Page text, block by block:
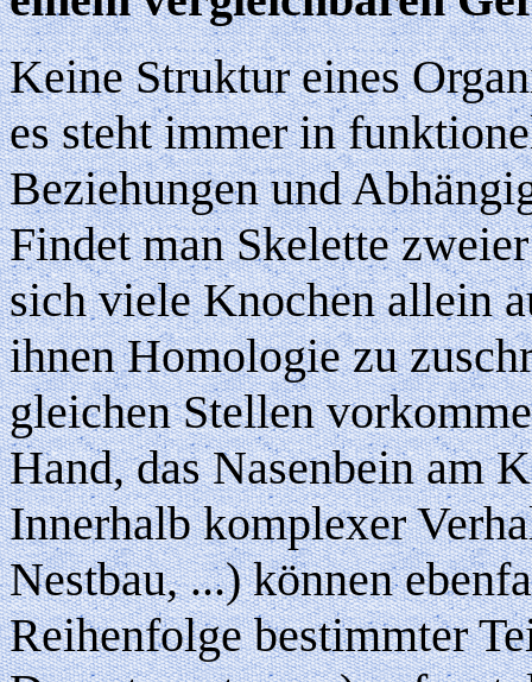
Keine Struktur eines
es steht immer in
Beziehungen und
Findet man Skelette
sich viele Knochen allein
ihnen Homologie zu
gleichen Stellen
Hand, das Nasenbein am
Innerhalb komplexer
Nestbau, ...) können
Reihenfolge bestimmter